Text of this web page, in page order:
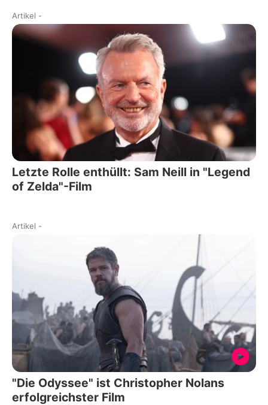
Artikel -
Letzte Rolle enthüllt: Sam Neill in "Legend
of Zelda"-Film
Artikel -
"Die Odyssee" ist Christopher Nolans
erfolgreichster Film